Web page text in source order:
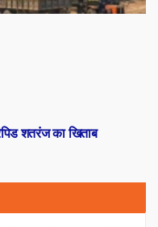
शतरंज का खिताब